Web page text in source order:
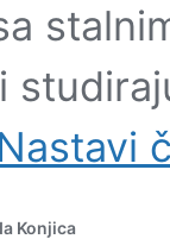
Nastavi
Konjica